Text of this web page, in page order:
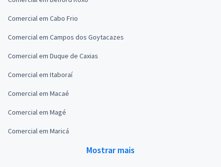
Comercial em Cabo Frio
Comercial em Campos dos Goytacazes
Comercial em Duque de Caxias
Comercial em Itaboraí
Comercial em Macaé
Comercial em Magé
Comercial em Maricá
Mostrar mais